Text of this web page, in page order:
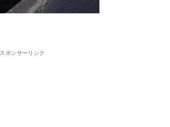
スポンサーリンク